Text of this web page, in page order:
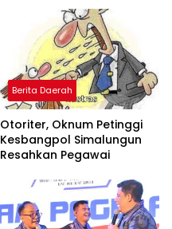
Kontraktor
Berita Daerah
Otoriter, Oknum Petinggi
Kesbangpol Simalungun
Resahkan Pegawai